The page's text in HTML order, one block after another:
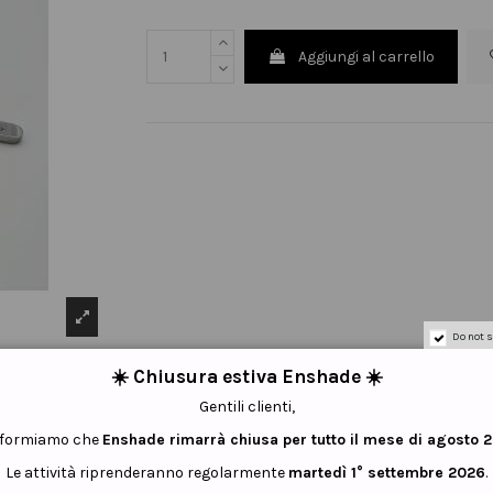
Aggiungi al carrello
Do not
☀️ Chiusura estiva Enshade ☀️
Gentili clienti,
che Enshade rimarrà chiusa per tutto il mese di agosto
Le attività riprenderanno regolarmente martedì 1° settembre 2026.